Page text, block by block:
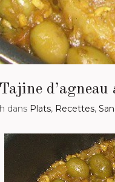
Tajine
dans Plats, Recettes,